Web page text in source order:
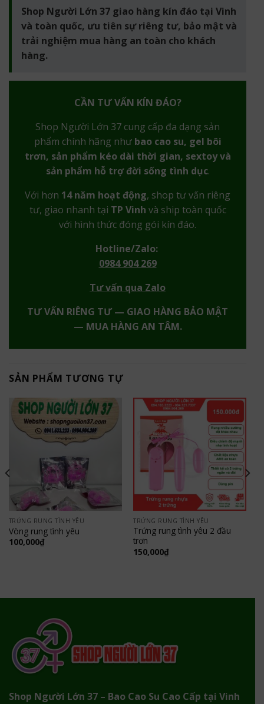
Shop Người Lớn 37 giao hàng kín đáo tại Vinh
và toàn quốc, ưu tiên sự riêng tư, bảo mật và
trải nghiệm mua hàng an toàn cho khách
hàng.
CẦN TƯ VẤN KÍN ĐÁO?
Shop Người Lớn 37 cung cấp đa dạng sản
phẩm chính hãng như bao cao su, gel bôi
trơn, sản phẩm kéo dài thời gian, sextoy và
sản phẩm hỗ trợ đời sống tình dục.
Với hơn 14 năm hoạt động, shop tư vấn riêng
tư, giao nhanh tại TP Vinh và ship toàn quốc
với hình thức đóng gói kín đáo.
Hotline/Zalo:
0984 904 269
Tư vấn qua Zalo
TƯ VẤN RIÊNG TƯ — GIAO HÀNG BẢO MẬT
— MUA HÀNG AN TÂM.
SẢN PHẨM TƯƠNG TỰ
TRỨNG RUNG TÌNH YÊU
Vòng rung tình yêu
100,000₫
TRỨNG RUNG TÌNH YÊU
Trứng rung tình yêu 2 đầu
trơn
150,000₫
Shop Người Lớn 37 – Bao Cao Su Cao Cấp tại Vinh